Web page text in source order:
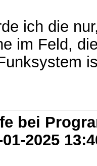
ich die
im Feld,
bei
01-2025